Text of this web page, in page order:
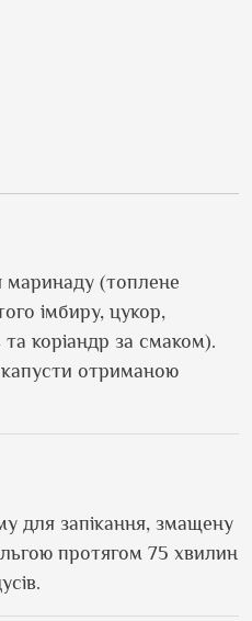
маринаду (топлене
імбиру, цукор,
коріандр за смаком).
отриманою
для запікання, змащену
протягом 75 хвилин